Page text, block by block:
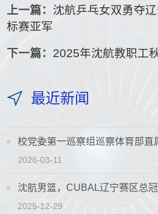
上一篇： 沈航乒乓女双勇夺
标赛亚军
下一篇： 2025年沈航教职工
最近新闻
校党委第一巡察组巡察体育部直
2026-03-11
沈航男篮，CUBAL辽宁赛区总冠
2025-12-29